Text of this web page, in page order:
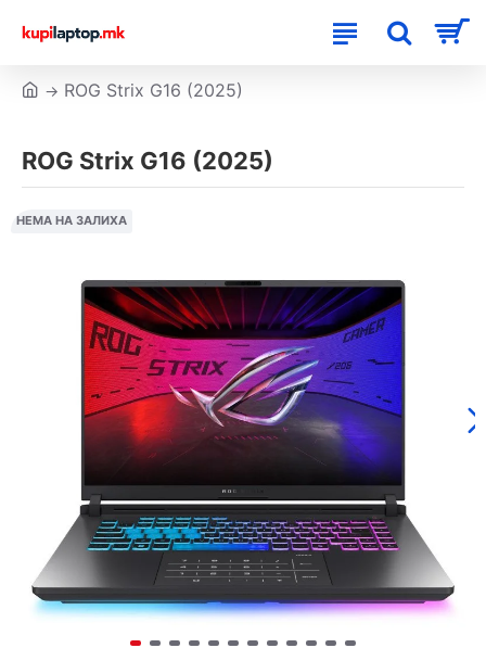
ROG Strix G16 (2025)
ROG Strix G16 (2025)
НЕМА НА ЗАЛИХА